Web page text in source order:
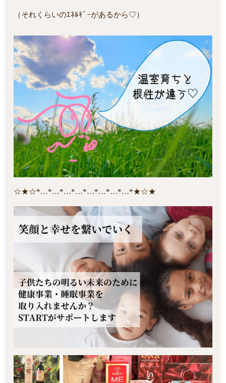
（それくらいのｴﾈﾙｷﾞｰがあるから♡）
☆★☆*…*…*…*…*…*…*…*…*★☆★